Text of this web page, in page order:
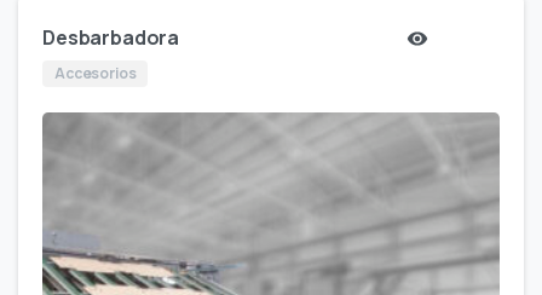
Desbarbadora
Accesorios